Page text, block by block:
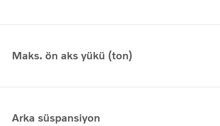
Maks. ön aks yükü (ton)
Arka süspansiyon